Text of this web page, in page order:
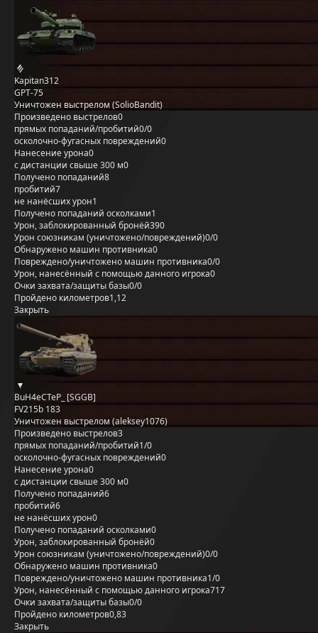
Kapitan312
GPT-75
Уничтожен выстрелом (SolioBandit)
Произведено выстрелов0
прямых попаданий/пробитий0/0
осколочно-фугасных повреждений0
Нанесение урона0
с дистанции свыше 300 м0
Получено попаданий8
пробитий7
не нанёсших урон1
Получено попаданий осколками1
Урон, заблокированный бронёй390
Урон союзникам (уничтожено/повреждений)0/0
Обнаружено машин противника0
Повреждено/уничтожено машин противника0/0
Урон, нанесённый с помощью данного игрока0
Очки захвата/защиты базы0/0
Пройдено километров1,12
Закрыть
BuH4eCTeP_ [SGGB]
FV215b 183
Уничтожен выстрелом (aleksey1076)
Произведено выстрелов3
прямых попаданий/пробитий1/0
осколочно-фугасных повреждений0
Нанесение урона0
с дистанции свыше 300 м0
Получено попаданий6
пробитий6
не нанёсших урон0
Получено попаданий осколками0
Урон, заблокированный бронёй0
Урон союзникам (уничтожено/повреждений)0/0
Обнаружено машин противника0
Повреждено/уничтожено машин противника1/0
Урон, нанесённый с помощью данного игрока717
Очки захвата/защиты базы0/0
Пройдено километров0,83
Закрыть